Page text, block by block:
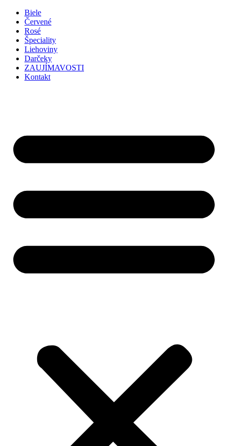
Preskočiť
obsah
Biele
Červené
Rosé
Špeciality
Liehoviny
Darčeky
ZAUJÍMAVOSTI
Kontakt